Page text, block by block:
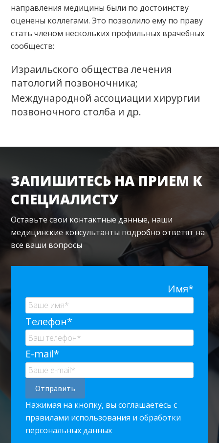
направления медицины были по достоинству
оценены коллегами. Это позволило ему по праву
стать членом нескольких профильных врачебных
сообществ:
Израильского общества лечения
патологий позвоночника;
Международной ассоциации хирургии
позвоночного столба и др.
ЗАПИШИТЕСЬ НА ПРИЕМ К
СПЕЦИАЛИСТУ
Оставьте свои контактные данные, наши
медицинские консультанты подробно ответят на
все ваши вопросы
Имя*
Телефон*
E-mail*
Нажимая на кнопку, вы соглашаетесь с
правилами использования и обработки
персональных данных